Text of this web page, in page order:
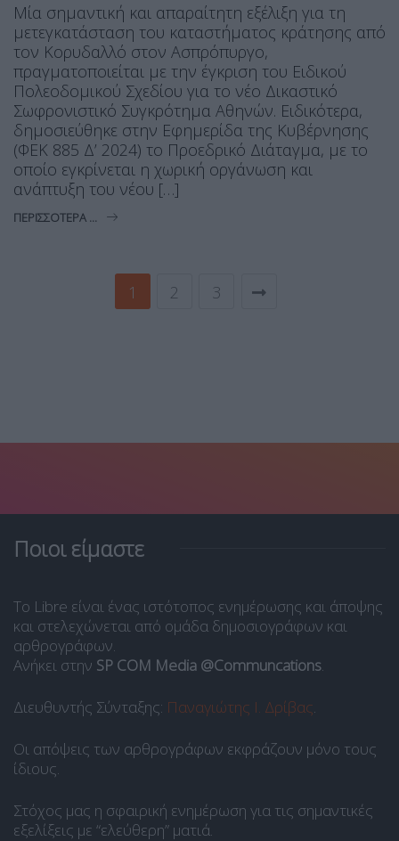
Μία σημαντική και απαραίτητη εξέλιξη για τη
μετεγκατάσταση του καταστήματος κράτησης από
τον Κορυδαλλό στον Ασπρόπυργο,
πραγματοποιείται με την έγκριση του Ειδικού
Πολεοδομικού Σχεδίου για το νέο Δικαστικό
Σωφρονιστικό Συγκρότημα Αθηνών. Ειδικότερα,
δημοσιεύθηκε στην Εφημερίδα της Κυβέρνησης
(ΦΕΚ 885 Δ’ 2024) το Προεδρικό Διάταγμα, με το
οποίο εγκρίνεται η χωρική οργάνωση και
ανάπτυξη του νέου […]
ΠΕΡΙΣΣΌΤΕΡΑ ...
1 2 3
Ποιοι είμαστε
Το Libre είναι ένας ιστότοπος ενημέρωσης και άποψης
και στελεχώνεται από ομάδα δημοσιογράφων και
αρθρογράφων.
Ανήκει στην SP COM Media @Communcations.
Διευθυντής Σύνταξης: Παναγιώτης Ι. Δρίβας.
Οι απόψεις των αρθρογράφων εκφράζουν μόνο τους
ίδιους.
Στόχος μας η σφαιρική ενημέρωση για τις σημαντικές
εξελίξεις με “ελεύθερη” ματιά.